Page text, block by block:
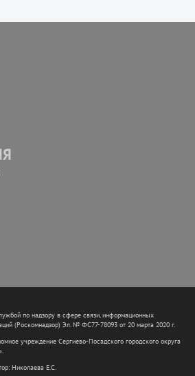
по надзору в сфере связи, информационных
(Роскомнадзор) Эл. № ФС77-78093 от 20 марта 2020 г.
учреждение Сергиево-Посадского городского округа
Николаева Е.С.